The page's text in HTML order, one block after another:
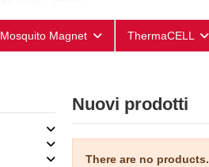
Mosquito Magnet ThermaCELL
Nuovi prodotti
There are no products.